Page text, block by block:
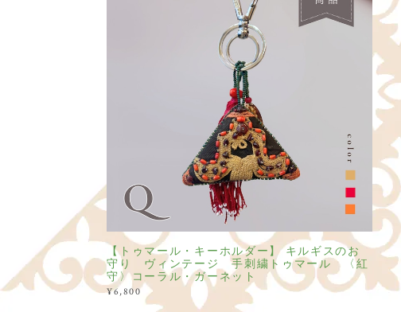
【トゥマール・キーホルダー】 キルギスのお
守り ヴィンテージ 手刺繍トゥマール 〈紅
守〉コーラル・ガーネット
¥6,800